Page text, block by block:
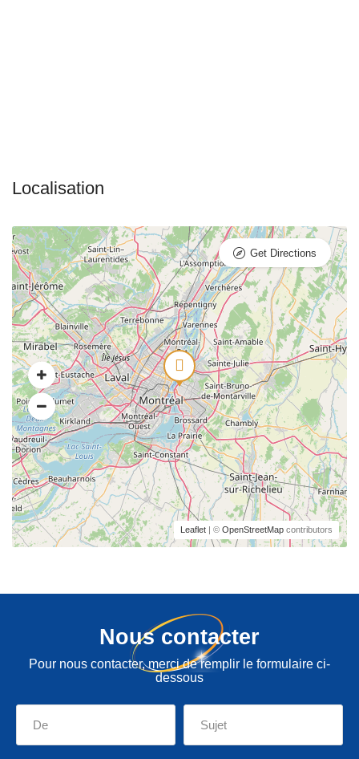
Leaflet | © OpenStreetMap contributors
Get Directions
Nous contacter
Pour nous contacter, merci de remplir le formulaire ci-
dessous